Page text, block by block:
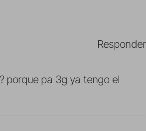
porque pa 3g ya tengo el
Responder